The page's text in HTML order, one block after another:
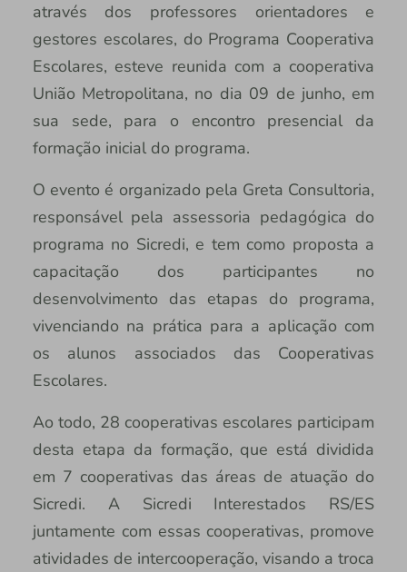
através dos professores orientadores e
gestores escolares, do Programa Cooperativa
Escolares, esteve reunida com a cooperativa
União Metropolitana, no dia 09 de junho, em
sua sede, para o encontro presencial da
formação inicial do programa.
O evento é organizado pela Greta Consultoria,
responsável pela assessoria pedagógica do
programa no Sicredi, e tem como proposta a
capacitação dos participantes no
desenvolvimento das etapas do programa,
vivenciando na prática para a aplicação com
os alunos associados das Cooperativas
Escolares.
Ao todo, 28 cooperativas escolares participam
desta etapa da formação, que está dividida
em 7 cooperativas das áreas de atuação do
Sicredi. A Sicredi Interestados RS/ES
juntamente com essas cooperativas, promove
atividades de intercooperação, visando a troca